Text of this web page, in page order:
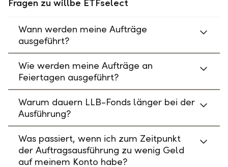
Fragen zu willbe ETFselect
Wann werden meine Aufträge
ausgeführt?
Wie werden meine Aufträge an
Feiertagen ausgeführt?
Warum dauern LLB-Fonds länger bei der
Ausführung?
Was passiert, wenn ich zum Zeitpunkt
der Auftragsausführung zu wenig Geld
auf meinem Konto habe?